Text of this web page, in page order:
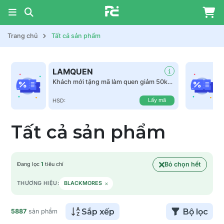
Trang chủ Tất cả sản phẩm
LAMQUEN
Khách mới tặng mã làm quen giảm 50k
HSD: Lấy mã
Tất cả sản phẩm
Đang lọc 1 tiêu chí Bỏ chọn hết
THƯƠNG HIỆU: BLACKMORES ×
5887 sản phẩm Sắp xếp Bộ lọc